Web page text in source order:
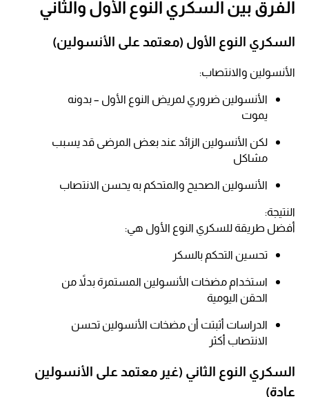
الفرق بين السكري النوع الأول والثاني
السكري النوع الأول (معتمد على الأنسولين)
الأنسولين والانتصاب:​
الأنسولين ضروري لمريض النوع الأول – بدونه
يموت​
لكن الأنسولين الزائد عند بعض المرضى قد يسبب
مشاكل​
الأنسولين الصحيح والمتحكم به يحسن الانتصاب​
النتيجة:
أفضل طريقة للسكري النوع الأول هي:
تحسين التحكم بالسكر​
استخدام مضخات الأنسولين المستمرة بدلاً من
الحقن اليومية​
الدراسات أثبتت أن مضخات الأنسولين تحسن
الانتصاب أكثر​
السكري النوع الثاني (غير معتمد على الأنسولين
عادة)